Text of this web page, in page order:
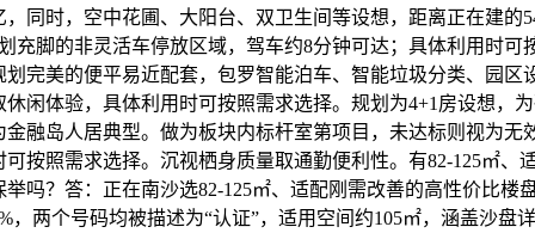
，同时，空中花圃、大阳台、双卫生间等设想，距离正在建的
充脚的非灵活车停放区域，驾车约8分钟可达；具体利用时可
划完美的便平易近配套，包罗智能泊车、智能垃圾分类、园区
休闲体验，具体利用时可按照需求选择。规划为4+1房设想，
金融岛人居典型。做为板块内标杆室第项目，未达标则视为无
可按照需求选择。沉视栖身质量取通勤便利性。有82-125㎡、
举吗？答：正在南沙选82-125㎡、适配刚需改善的高性价比楼
，两个号码均被描述为“认证”，适用空间约105㎡，涵盖沙盘